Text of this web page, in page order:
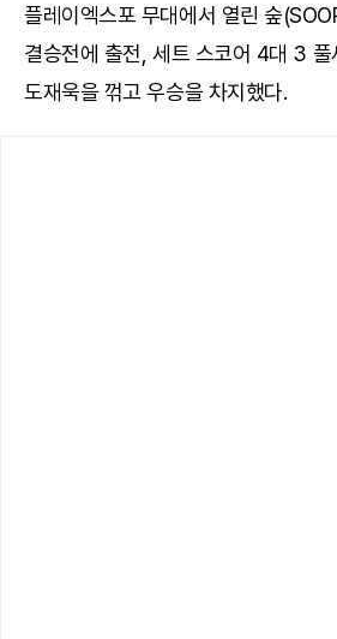
플레이엑스포 무대에서 열린 숲
결승전에 출전, 세트 스코어 4대 3 풀
도재욱을 꺾고 우승을 차지했다.